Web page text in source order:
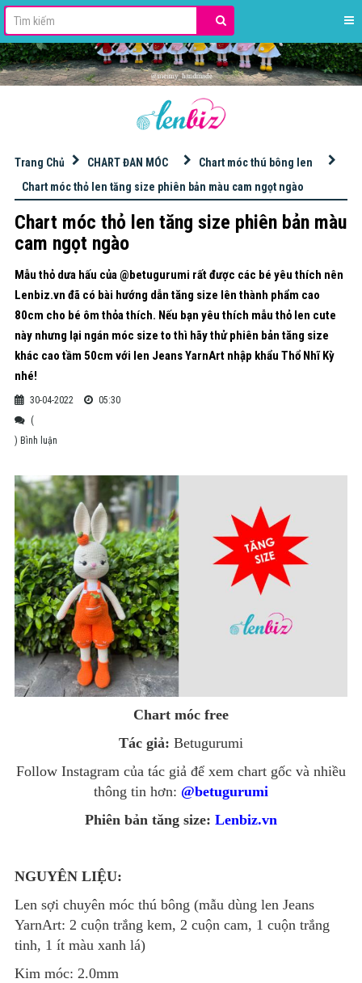
Trang Chủ CHART ĐAN MÓC
Chart móc thú bông len
Chart móc thỏ len tăng size phiên bản màu cam ngọt ngào
Chart móc thỏ len tăng size phiên bản màu
cam ngọt ngào
Mẫu thỏ dưa hấu của @betugurumi rất được các bé yêu thích nên
Lenbiz.vn đã có bài hướng dẫn tăng size lên thành phẩm cao
80cm cho bé ôm thỏa thích. Nếu bạn yêu thích mẫu thỏ len cute
này nhưng lại ngán móc size to thì hãy thử phiên bản tăng size
khác cao tầm 50cm với len Jeans YarnArt nhập khẩu Thổ Nhĩ Kỳ
nhé!
30-04-2022
05:30
(
) Bình luận
Chart móc free
Tác giả: Betugurumi
Follow Instagram của tác giả để xem chart gốc và nhiều
thông tin hơn: @betugurumi
Phiên bản tăng size: Lenbiz.vn
NGUYÊN LIỆU:
Len sợi chuyên móc thú bông (mẫu dùng len Jeans
YarnArt: 2 cuộn trắng kem, 2 cuộn cam, 1 cuộn trắng
tinh, 1 ít màu xanh lá)
Kim móc: 2.0mm